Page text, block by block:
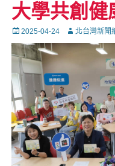
大學共創健
Posted
on
2025-04-24 Autor北台灣新聞